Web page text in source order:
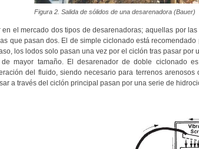
Figura 2. Salida de sólidos de una desarenadora (Bauer)
el mercado dos tipos de desarenadoras; aquellas por
que pasan dos. El de simple ciclonado está
los lodos solo pasan una vez por el ciclón tras pasar por
mayor tamaño. El desarenador de doble ciclonado
del fluido, siendo necesario para terrenos
a través del ciclón principal pasan por una serie de